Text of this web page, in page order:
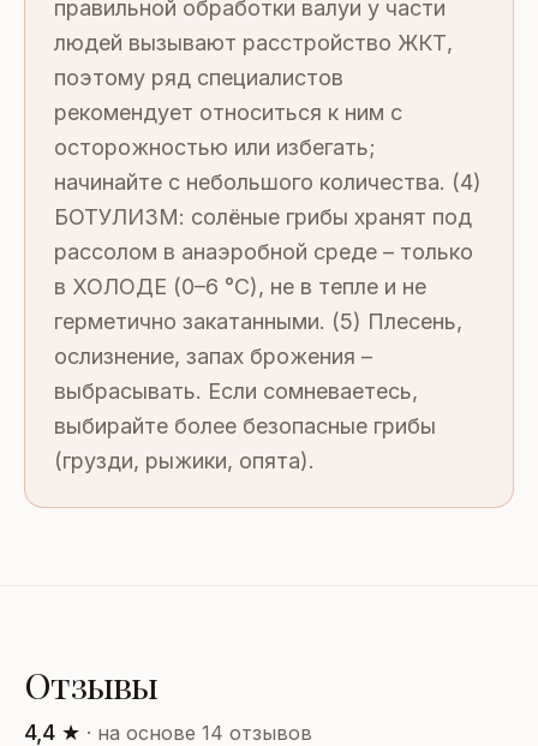
правильной обработки валуи у части
людей вызывают расстройство ЖКТ,
поэтому ряд специалистов
рекомендует относиться к ним с
осторожностью или избегать;
начинайте с небольшого количества. (4)
БОТУЛИЗМ: солёные грибы хранят под
рассолом в анаэробной среде – только
в ХОЛОДЕ (0–6 °C), не в тепле и не
герметично закатанными. (5) Плесень,
ослизнение, запах брожения –
выбрасывать. Если сомневаетесь,
выбирайте более безопасные грибы
(грузди, рыжики, опята).
Отзывы
4,4 ★ · на основе 14 отзывов